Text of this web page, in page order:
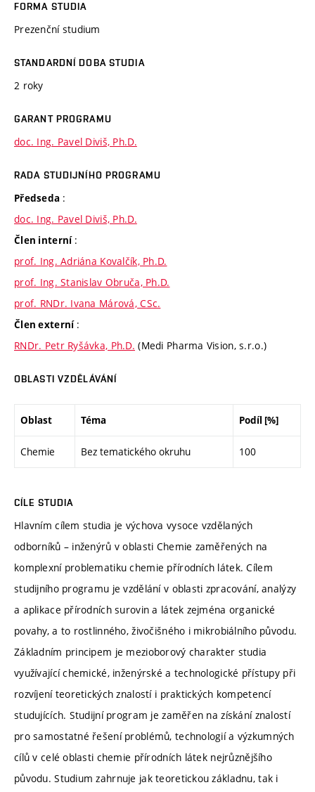
FORMA STUDIA
Prezenční studium
STANDARDNÍ DOBA STUDIA
2 roky
GARANT PROGRAMU
doc. Ing. Pavel Diviš, Ph.D.
RADA STUDIJNÍHO PROGRAMU
Předseda :
doc. Ing. Pavel Diviš, Ph.D.
Člen interní :
prof. Ing. Adriána Kovalčík, Ph.D.
prof. Ing. Stanislav Obruča, Ph.D.
prof. RNDr. Ivana Márová, CSc.
Člen externí :
RNDr. Petr Ryšávka, Ph.D. (Medi Pharma Vision, s.r.o.)
OBLASTI VZDĚLÁVÁNÍ
Oblast Téma Podíl [%]
Chemie Bez tematického okruhu 100
CÍLE STUDIA
Hlavním cílem studia je výchova vysoce vzdělaných
odborníků – inženýrů v oblasti Chemie zaměřených na
komplexní problematiku chemie přírodních látek. Cílem
studijního programu je vzdělání v oblasti zpracování, analýzy
a aplikace přírodních surovin a látek zejména organické
povahy, a to rostlinného, živočišného i mikrobiálního původu.
Základním principem je mezioborový charakter studia
využívající chemické, inženýrské a technologické přístupy při
rozvíjení teoretických znalostí i praktických kompetencí
studujících. Studijní program je zaměřen na získání znalostí
pro samostatné řešení problémů, technologií a výzkumných
cílů v celé oblasti chemie přírodních látek nejrůznějšího
původu. Studium zahrnuje jak teoretickou základnu, tak i